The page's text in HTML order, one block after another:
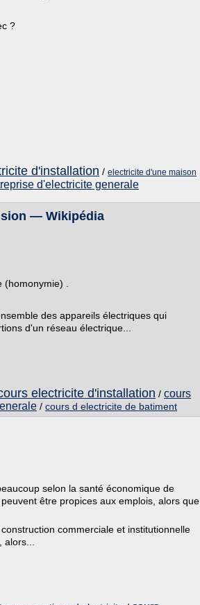
?
d'installation / electricite d'une maison
d'electricite generale
— Wikipédia
.
des appareils électriques qui
d'un réseau électrique...
electricite d'installation / cours
/ cours d electricite de batiment
selon la santé économique de
être propices aux emplois, alors que
commerciale et institutionnelle